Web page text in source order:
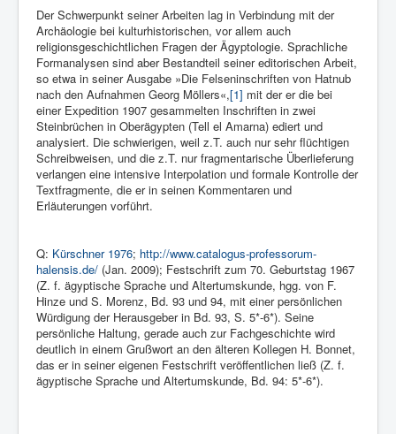
Der Schwerpunkt seiner Arbeiten lag in Verbindung mit der
Archäologie bei kulturhistorischen, vor allem auch
religionsgeschichtlichen Fragen der Ägyptologie. Sprachliche
Formanalysen sind aber Bestandteil seiner editorischen Arbeit,
so etwa in seiner Ausgabe »Die Felseninschriften von Hatnub
nach den Aufnahmen Georg Möllers«,[1] mit der er die bei
einer Expedition 1907 gesammelten Inschriften in zwei
Steinbrüchen in Oberägypten (Tell el Amarna) ediert und
analysiert. Die schwierigen, weil z.T. auch nur sehr flüchtigen
Schreibweisen, und die z.T. nur fragmentarische Überlieferung
verlangen eine intensive Interpolation und formale Kontrolle der
Textfragmente, die er in seinen Kommentaren und
Erläuterungen vorführt.
Q: Kürschner 1976; http://www.catalogus-professorum-
halensis.de/ (Jan. 2009); Festschrift zum 70. Geburtstag 1967
(Z. f. ägyptische Sprache und Altertumskunde, hgg. von F.
Hinze und S. Morenz, Bd. 93 und 94, mit einer persönlichen
Würdigung der Herausgeber in Bd. 93, S. 5*-6*). Seine
persönliche Haltung, gerade auch zur Fachgeschichte wird
deutlich in einem Grußwort an den älteren Kollegen H. Bonnet,
das er in seiner eigenen Festschrift veröffentlichen ließ (Z. f.
ägyptische Sprache und Altertumskunde, Bd. 94: 5*-6*).